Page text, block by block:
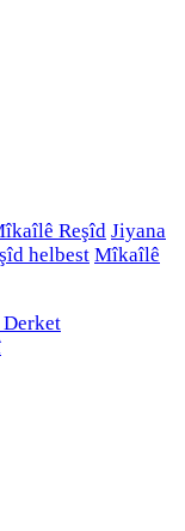
Reşîd Jiyana
helbest Mîkaîlê
Derket